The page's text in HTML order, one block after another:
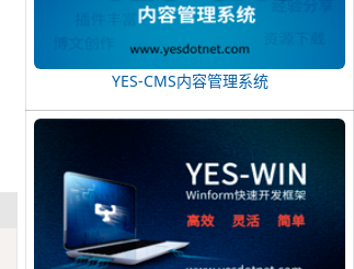
YES-CMS内容管理系统